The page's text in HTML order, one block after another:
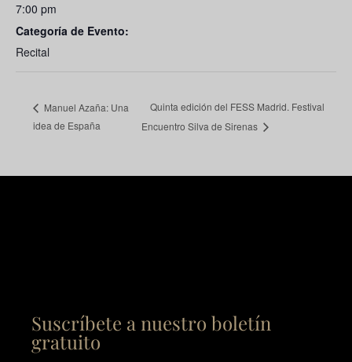
7:00 pm
Categoría de Evento:
Recital
Manuel Azaña: Una
idea de España
Quinta edición del FESS Madrid. Festival
Encuentro Silva de Sirenas
Suscríbete a nuestro boletín
gratuito